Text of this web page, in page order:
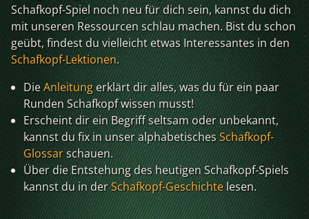
Schafkopf-Spiel noch neu für dich sein, kannst du dich
mit unseren Ressourcen schlau machen. Bist du schon
geübt, findest du vielleicht etwas Interessantes in den
Schafkopf-Lektionen.
DieAnleitungerklärt dir alles, was du für ein paar
Runden Schafkopf wissen musst!
Erscheint dir ein Begriff seltsam oder unbekannt,
kannst du fix in unser alphabetischesSchafkopf-
Glossarschauen.
Über die Entstehung des heutigen Schafkopf-Spiels
kannst du in derSchafkopf-Geschichtelesen.